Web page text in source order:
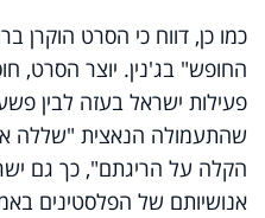
כמו כן, דווח כי הסרט הוקרן
החופש" בג'נין. יוצר הסרט,
פעילות ישראל בעזה לבין
שהתעמולה הנאצית "שללה
הקלה על הריגתם", כך גם
אנושיותם של הפלסטינים